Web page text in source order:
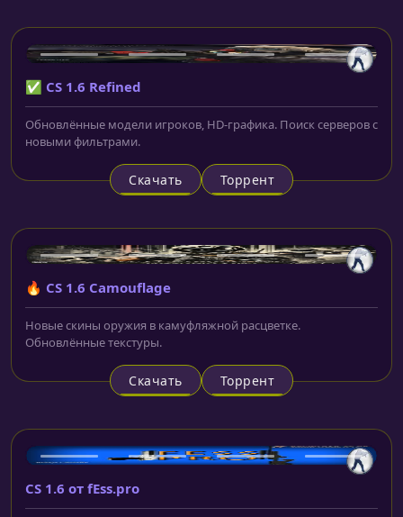
✅ CS 1.6 Refined
Обновлённые модели игроков, HD-графика. Поиск серверов с
новыми фильтрами.
Скачать Торрент
🔥 CS 1.6 Camouflage
Новые скины оружия в камуфляжной расцветке.
Обновлённые текстуры.
Скачать Торрент
CS 1.6 от fEss.pro